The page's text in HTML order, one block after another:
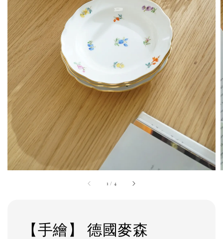
1 / 4
【手繪】 德國麥森